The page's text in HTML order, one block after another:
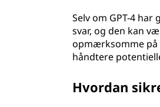
Selv om GPT-4
svar, og den kan
opmærksomme på
håndtere
Hvordan